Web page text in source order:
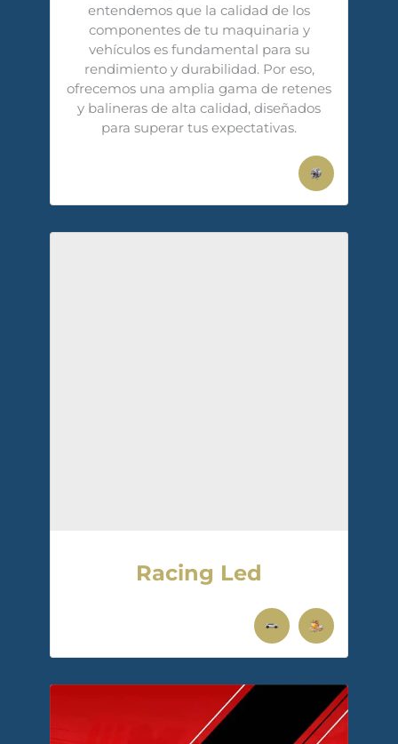
entendemos que la calidad de los
componentes de tu maquinaria y
vehículos es fundamental para su
rendimiento y durabilidad. Por eso,
ofrecemos una amplia gama de retenes
y balineras de alta calidad, diseñados
para superar tus expectativas.
Racing Led